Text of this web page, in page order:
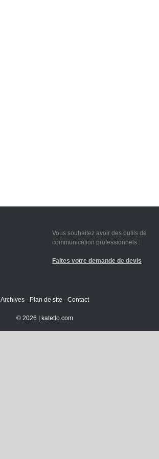
Vous souhaitez avoir des outils de
communication professionnels :
Faites votre demande de devis
Archives- Plan de site - Contact
© 2026 | katetlo.com